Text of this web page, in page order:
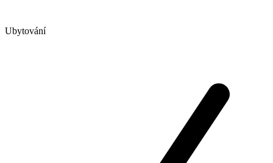
Ubytování